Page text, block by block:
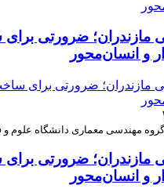
مازندران؛ ضرورتی
و انسان‌محور
مهندسی معماری دانشگاه علوم و
مازندران؛ ضرورتی
و انسان‌محور